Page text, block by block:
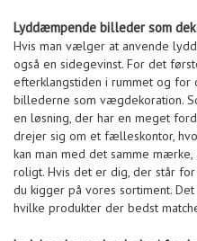
Lyddæmpende billeder som
Hvis man vælger at anvende
også en sidegevinst. For det
efterklangstiden i rummet og for
billederne som vægdekoration.
en løsning, der har en meget
drejer sig om et fælleskontor,
kan man med det samme
roligt. Hvis det er dig, der står
du kigger på vores sortiment.
hvilke produkter der bedst